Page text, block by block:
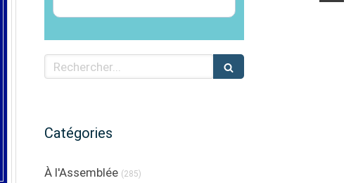
Rechercher
Catégories
À l'Assemblée (285)